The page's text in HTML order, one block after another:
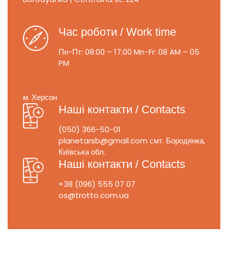
Час роботи / Work time
Пн-Пт: 08:00 – 17:00 Mn-Fr: 08 AM – 05
PM
м. Херсон
Наші контакти / Contacts
(050) 366-50-01
planetarsb@gmail.com смт. Бородянка,
Київська обл.
Наші контакти / Contacts
+38 (096) 555 07 07
os@trotto.com.ua